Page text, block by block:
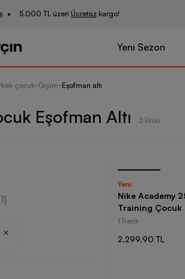
5.000 TL üzeri Ücretsiz kargo!
Yeni Sezon
çocuk-Giyim-Eşofman altı
Eşofman Altı 3 Ürün
1)
Yeni
Nike Academy
Training Çocuk
1 Renk
2.299,90 TL